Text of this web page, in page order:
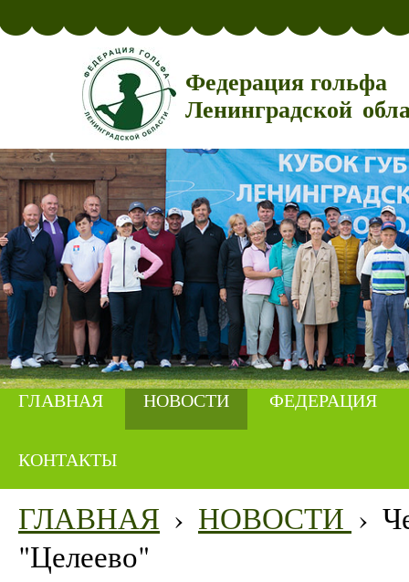
Федерация гольфа
Ленинградской
ГЛАВНАЯ НОВОСТИ ФЕДЕРАЦИЯ
КОНТАКТЫ
ГЛАВНАЯ › НОВОСТИ ›
"Целеево"